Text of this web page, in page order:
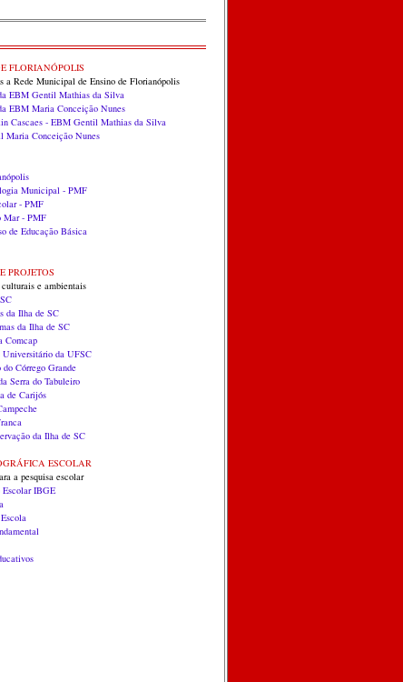
FLORIANÓPOLIS
a Rede Municipal de Ensino de Florianópolis
EBM Gentil Mathias da Silva
EBM Maria Conceição Nunes
Cascaes - EBM Gentil Mathias da Silva
Maria Conceição Nunes
Municipal - PMF
- PMF
Mar - PMF
de Educação Básica
PROJETOS
e ambientais
da Ilha de SC
da Ilha de SC
Comcap
da UFSC
Córrego Grande
Serra do Tabuleiro
de Carijós
da Ilha de SC
ESCOLAR
a pesquisa escolar
IBGE